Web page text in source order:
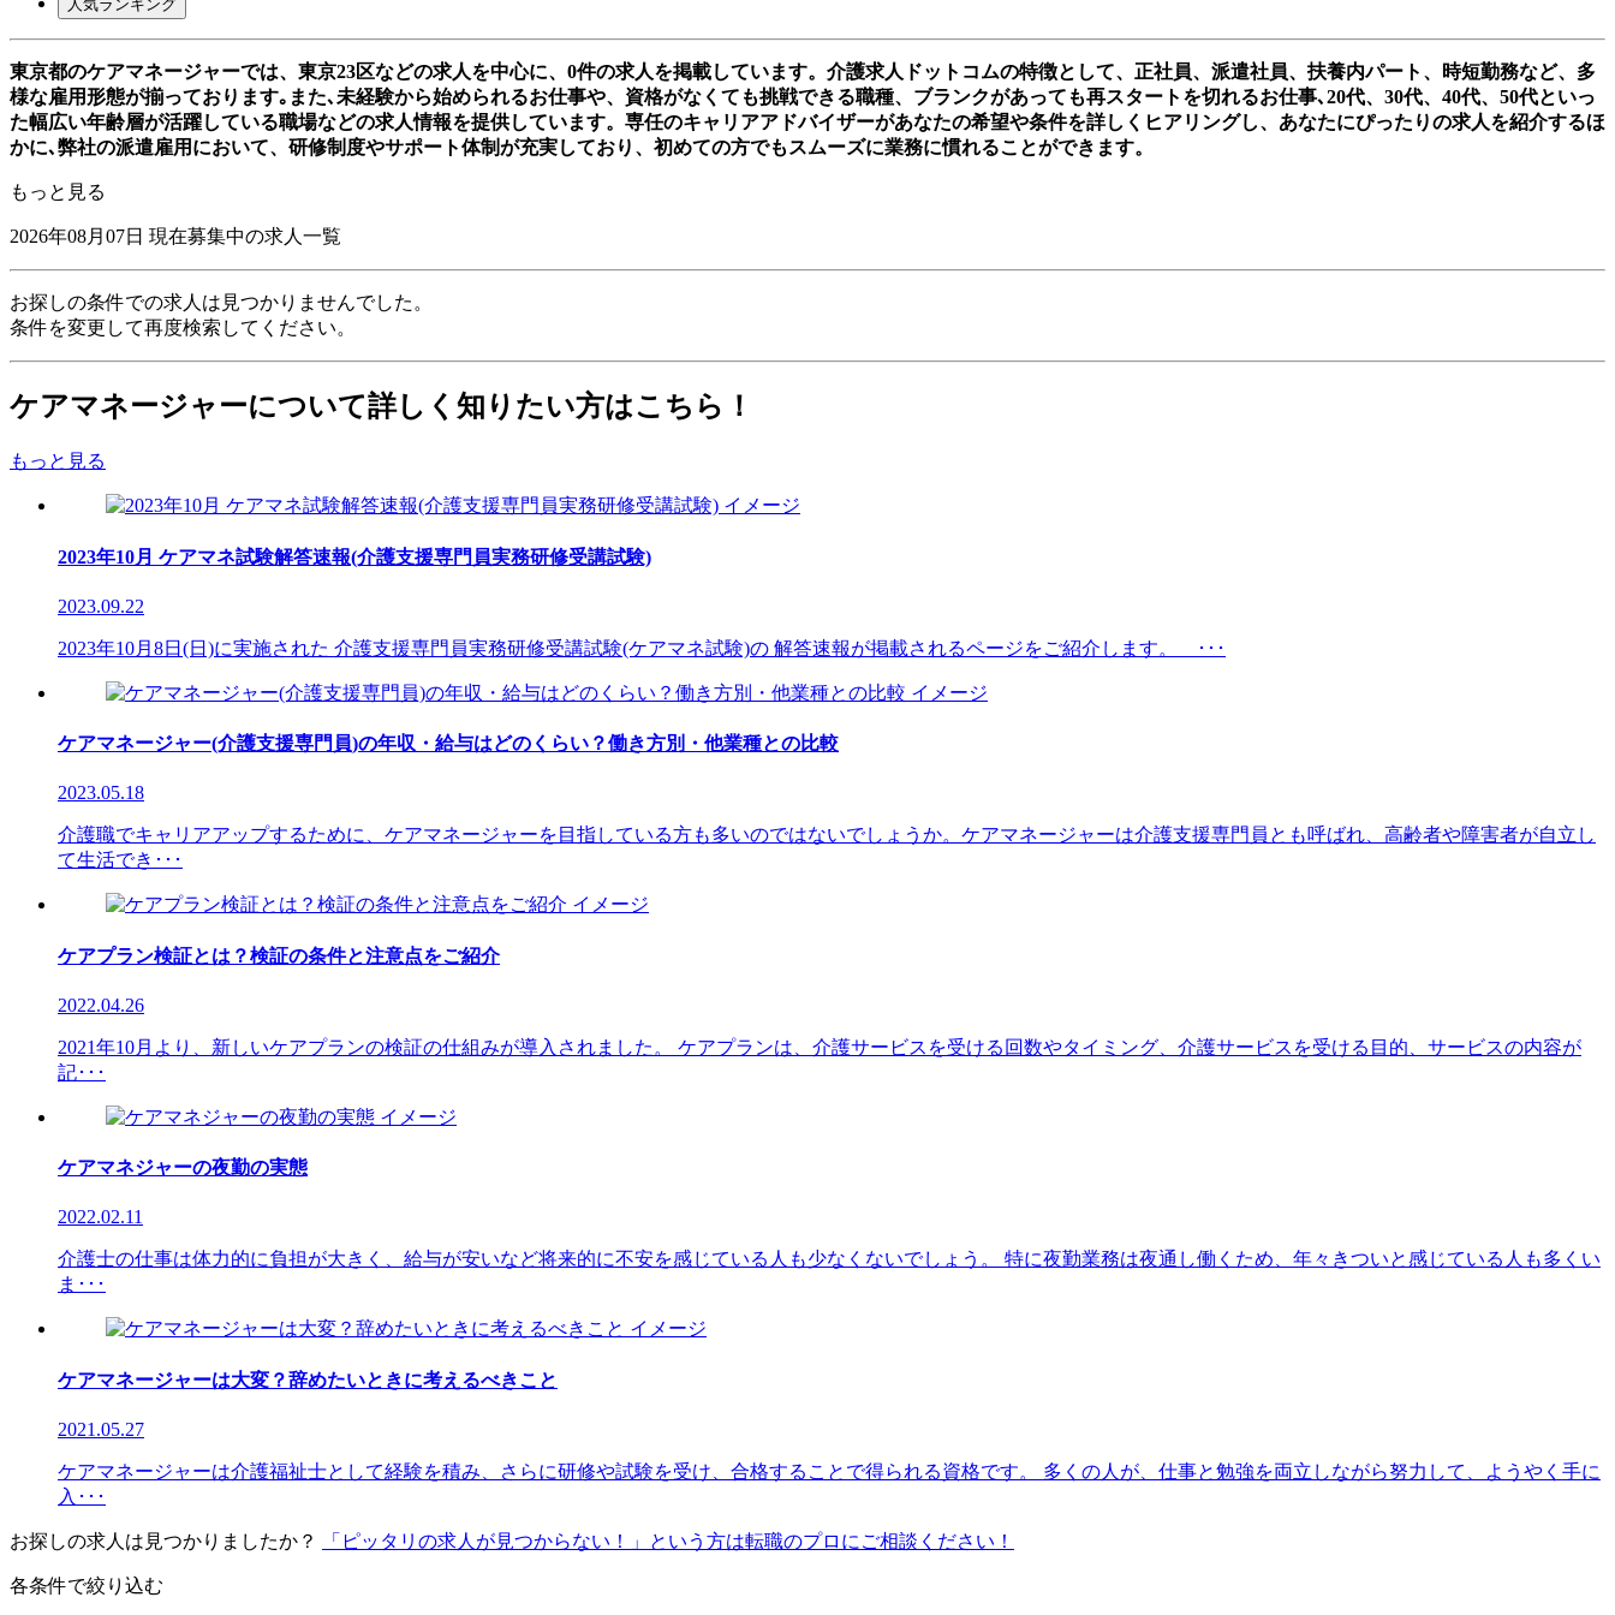
人気ランキング
東京都のケアマネージャーでは、東京23区などの求人を中心に、0件の求人を掲載しています。介護求人ドットコムの特徴として、正社員、派遣社員、扶養内パート、時短勤務など、多
様な雇用形態が揃っております｡また､未経験から始められるお仕事や、資格がなくても挑戦できる職種、ブランクがあっても再スタートを切れるお仕事､20代、30代、40代、50代といっ
た幅広い年齢層が活躍している職場などの求人情報を提供しています。専任のキャリアアドバイザーがあなたの希望や条件を詳しくヒアリングし、あなたにぴったりの求人を紹介するほ
かに､弊社の派遣雇用において、研修制度やサポート体制が充実しており、初めての方でもスムーズに業務に慣れることができます。
もっと見る
2026年08月07日 現在募集中の求人一覧
お探しの条件での求人は見つかりませんでした。
条件を変更して再度検索してください。
ケアマネージャーについて詳しく知りたい方はこちら！
もっと見る
2023年10月 ケアマネ試験解答速報(介護支援専門員実務研修受講試験)
2023.09.22
2023年10月8日(日)に実施された 介護支援専門員実務研修受講試験(ケアマネ試験)の 解答速報が掲載されるページをご紹介します。 ･･･
ケアマネージャー(介護支援専門員)の年収・給与はどのくらい？働き方別・他業種との比較
2023.05.18
介護職でキャリアアップするために、ケアマネージャーを目指している方も多いのではないでしょうか。ケアマネージャーは介護支援専門員とも呼ばれ、高齢者や障害者が自立し
て生活でき･･･
ケアプラン検証とは？検証の条件と注意点をご紹介
2022.04.26
2021年10月より、新しいケアプランの検証の仕組みが導入されました。 ケアプランは、介護サービスを受ける回数やタイミング、介護サービスを受ける目的、サービスの内容が
記･･･
ケアマネジャーの夜勤の実態
2022.02.11
介護士の仕事は体力的に負担が大きく、給与が安いなど将来的に不安を感じている人も少なくないでしょう。 特に夜勤業務は夜通し働くため、年々きついと感じている人も多くい
ま･･･
ケアマネージャーは大変？辞めたいときに考えるべきこと
2021.05.27
ケアマネージャーは介護福祉士として経験を積み、さらに研修や試験を受け、合格することで得られる資格です。 多くの人が、仕事と勉強を両立しながら努力して、ようやく手に
入･･･
お探しの求人は見つかりましたか？ 「ピッタリの求人が見つからない！」という方は転職のプロにご相談ください！
各条件で絞り込む